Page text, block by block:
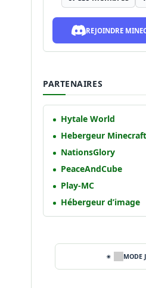
REJOINDRE
PARTENAIRES
Hytale World
Hebergeur Minecraft
NationsGlory
PeaceAndCube
Play-MC
Hébergeur d’image
MODE